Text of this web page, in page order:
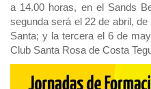
a 14.00 horas, en el Sands
segunda será el 22 de abril,
Santa; y la tercera el 6 de
Club Santa Rosa de Costa